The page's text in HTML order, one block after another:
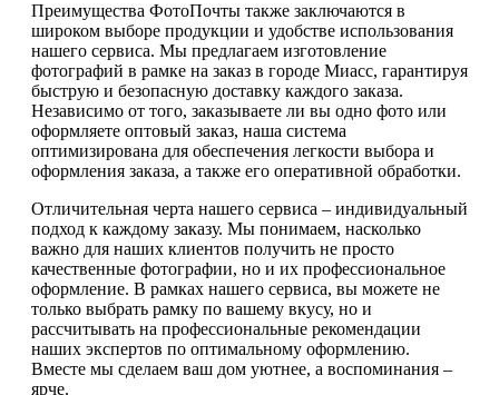
Преимущества ФотоПочты также заключаются в
широком выборе продукции и удобстве использования
нашего сервиса. Мы предлагаем изготовление
фотографий в рамке на заказ в городе Миасс, гарантируя
быструю и безопасную доставку каждого заказа.
Независимо от того, заказываете ли вы одно фото или
оформляете оптовый заказ, наша система
оптимизирована для обеспечения легкости выбора и
оформления заказа, а также его оперативной обработки.
Отличительная черта нашего сервиса – индивидуальный
подход к каждому заказу. Мы понимаем, насколько
важно для наших клиентов получить не просто
качественные фотографии, но и их профессиональное
оформление. В рамках нашего сервиса, вы можете не
только выбрать рамку по вашему вкусу, но и
рассчитывать на профессиональные рекомендации
наших экспертов по оптимальному оформлению.
Вместе мы сделаем ваш дом уютнее, а воспоминания –
ярче.